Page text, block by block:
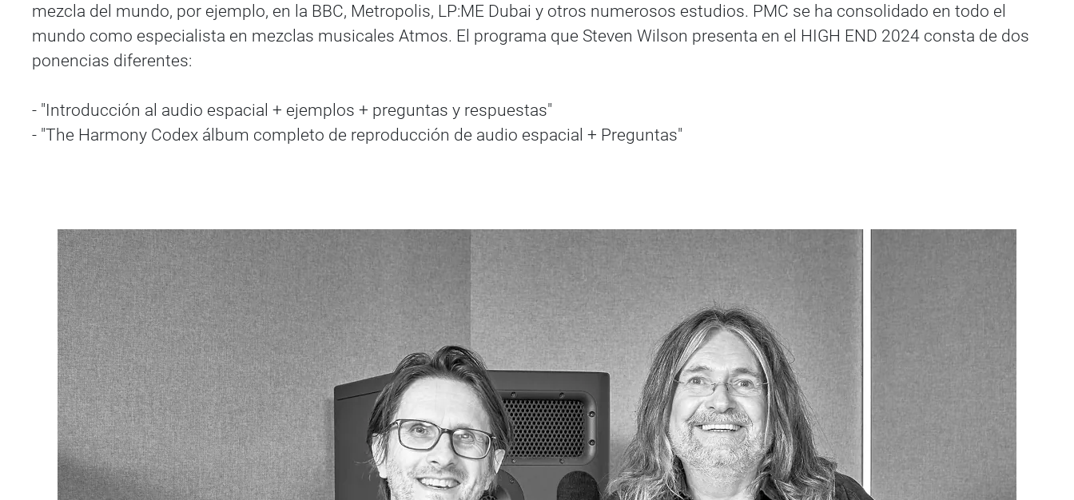
mezcla del mundo, por ejemplo, en la BBC, Metropolis, LP:ME Dubai y otros numerosos estudios. PMC se ha consolidado en todo el
mundo como especialista en mezclas musicales Atmos. El programa que Steven Wilson presenta en el HIGH END 2024 consta de dos
ponencias diferentes:
- "Introducción al audio espacial + ejemplos + preguntas y respuestas"
- "The Harmony Codex álbum completo de reproducción de audio espacial + Preguntas"